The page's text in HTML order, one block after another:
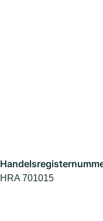
HRA 701015